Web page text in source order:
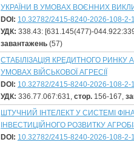
УКРАЇНИ В УМОВАХ ВОЄННИХ
DOI: 10.32782/2415-8240-2026-108-2-
УДК: 338.43: [631.145(477)-
завантажень(57)
СТАБІЛІЗАЦІЯ КРЕДИТНОГО РИНКУ
УМОВАХ ВІЙСЬКОВОЇ АГРЕСІЇ
DOI: 10.32782/2415-8240-2026-108-2-
УДК: 336.77.067:631, стор.156-167,
ШТУЧНИЙ ІНТЕЛЕКТ У СИСТЕМІ
ІНВЕСТИЦІЙНОГО РОЗВИТКУ
DOI: 10.32782/2415-8240-2026-108-2-